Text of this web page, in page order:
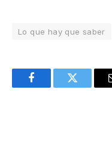
Lo que hay que saber
FacebookTwitter